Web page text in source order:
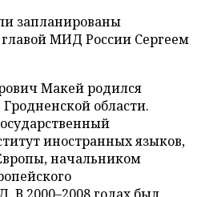
запланированы
МИД России Сергеем
Макей родился
Гродненской области.
иностранных языков,
начальником